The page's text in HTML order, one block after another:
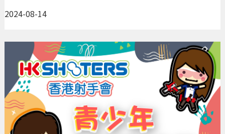
2024-08-14